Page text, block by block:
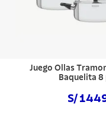
Juego Ollas
Baquelita 8
S/